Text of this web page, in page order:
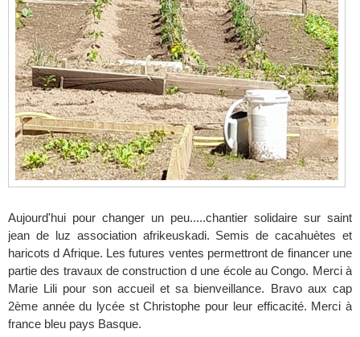
Aujourd'hui pour changer un peu.....chantier solidaire sur saint
jean de luz association afrikeuskadi. Semis de cacahuètes et
haricots d Afrique. Les futures ventes permettront de financer une
partie des travaux de construction d une école au Congo. Merci à
Marie Lili pour son accueil et sa bienveillance. Bravo aux cap
2ème année du lycée st Christophe pour leur efficacité. Merci à
france bleu pays Basque.